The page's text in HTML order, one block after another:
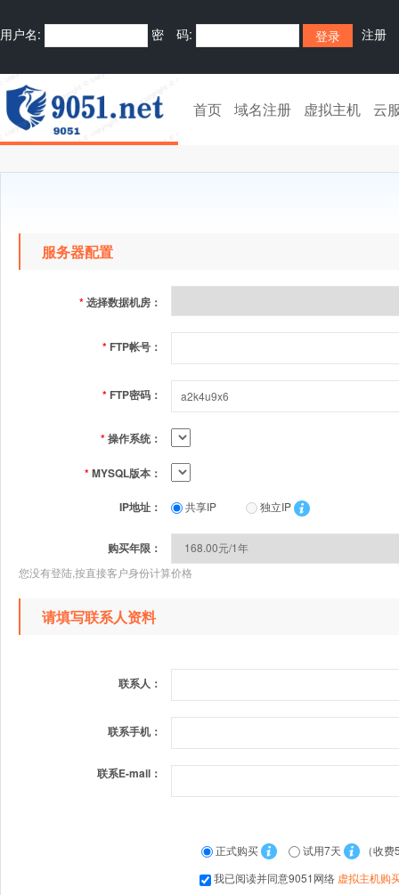
用户名: 密 码: 注册
首页 域名注册 虚拟主机 云
服务器配置
*选择数据机房：
* FTP帐号：
* FTP密码：
*操作系统：
*MYSQL版本：
IP地址： 共享IP 独立IP
购买年限：
您没有登陆,按直接客户身份计算价格
请填写联系人资料
联系人：
联系手机：
联系E-mail：
正式购买 试用7天
（收费
我已阅读并同意9051网络 虚拟主机购